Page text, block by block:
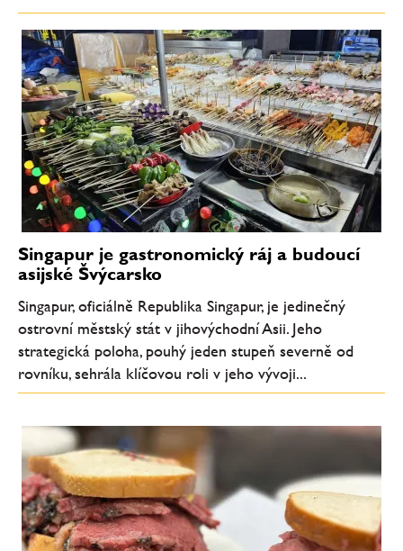
Singapur je gastronomický ráj a budoucí
asijské Švýcarsko
Singapur, oficiálně Republika Singapur, je jedinečný
ostrovní městský stát v jihovýchodní Asii. Jeho
strategická poloha, pouhý jeden stupeň severně od
rovníku, sehrála klíčovou roli v jeho vývoji...